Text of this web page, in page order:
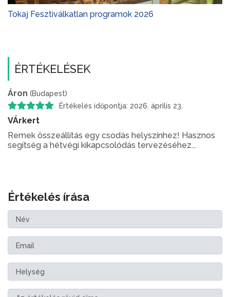
Tokaj Fesztiválkatlan programok 2026
ÉRTÉKELÉSEK
Áron (Budapest)
Értékelés időpontja: 2026. április 23.
VÁrkert
Remek összeállítás egy csodás helyszínhez! Hasznos
segítség a hétvégi kikapcsolódás tervezéséhez...
Értékelés írása